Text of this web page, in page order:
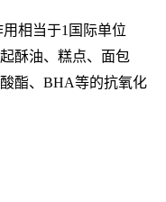
相当于1国际单位
酥油、糕点、面包
酯、BHA等的抗氧化